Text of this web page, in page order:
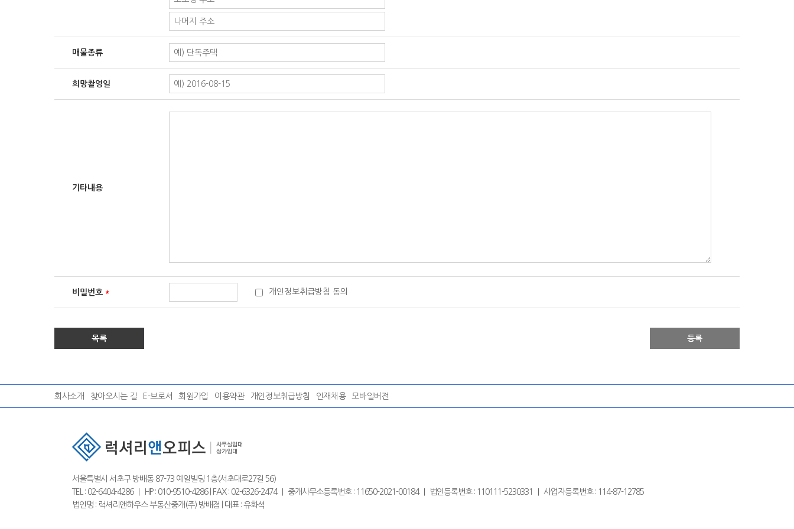
매물종류
희망촬영일
기타내용
비밀번호 * 개인정보취급방침 동의
목록 등록
회사소개 찾아오시는 길 E-브로셔 회원가입 이용약관 개인정보취급방침 인재채용 모바일버전
서울특별시 서초구 방배동 87-73 예일빌딩 1층(서초대로27길 56)
TEL : 02-6404-4286 ｜ HP : 010-9510-4286 | FAX : 02-6326-2474 ｜ 중개사무소등록번호 : 11650-2021-00184 ｜ 법인등록번호 : 110111-5230331 ｜ 사업자등록번호 : 114-87-12785
법인명 : 럭셔리앤하우스 부동산중개(주) 방배점 | 대표 : 유화석